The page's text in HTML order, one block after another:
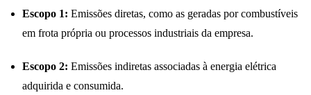
Escopo 1: Emissões diretas, como as geradas por combustíveis
em frota própria ou processos industriais da empresa.
Escopo 2: Emissões indiretas associadas à energia elétrica
adquirida e consumida.